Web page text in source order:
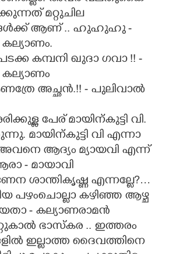
മറ്റുചില
ആണ് .. ഹുഹുഹു -
കമ്പനി ഖുദാ ഗവാ !! -
അച്ഛൻ.!! - പുലിവാൽ
പേര് മായിന്കുട്ടി വി.
മായിന്കുട്ടി വി എന്നാ
അവനെ ആദ്യം മ്യായവി എന്ന്
- മായാവി
ശാന്തികൃഷ്ണ എന്നല്ലേ?…
പഴംചൊല്ലാ കഴിഞ്ഞ ആഴ്ച
- കല്യാണരാമൻ
ഭാസ്കര .. ഇത്തരം
ഇല്ലാത്ത ദൈവത്തിനെ